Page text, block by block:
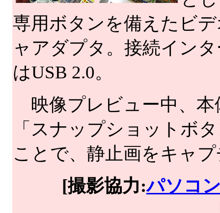
専用ボタンを備えたビ
ャアダプタ。接続イン
はUSB 2.0。
映像プレビュー中、本
「スナップショットボ
ことで、静止画をキャ
[撮影協力:パソコ